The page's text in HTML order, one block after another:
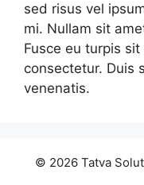
sed risus vel
mi. Nullam sit
Fusce eu turpis
consectetur. Duis
venenatis.
© 2026 Tatva